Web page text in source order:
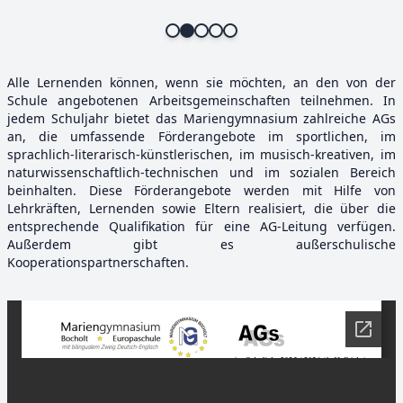
Alle Lernenden können, wenn sie möchten, an den von der
Schule angebotenen Arbeitsgemeinschaften teilnehmen. In
jedem Schuljahr bietet das Mariengymnasium zahlreiche AGs
an, die umfassende Förderangebote im sportlichen, im
sprachlich-literarisch-künstlerischen, im musisch-kreativen, im
naturwissenschaftlich-technischen und im sozialen Bereich
beinhalten. Diese Förderangebote werden mit Hilfe von
Lehrkräften, Lernenden sowie Eltern realisiert, die über die
entsprechende Qualifikation für eine AG-Leitung verfügen.
Außerdem gibt es außerschulische
Kooperationspartnerschaften.